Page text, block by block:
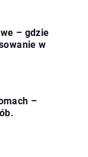
– gdzie
w
–